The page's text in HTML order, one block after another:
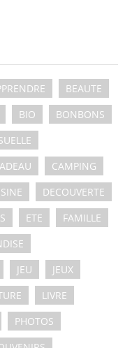
BEAUTE
BIO
BONBONS
CAMPING
DECOUVERTE
ETE
FAMILLE
JEU
JEUX
LIVRE
PHOTOS